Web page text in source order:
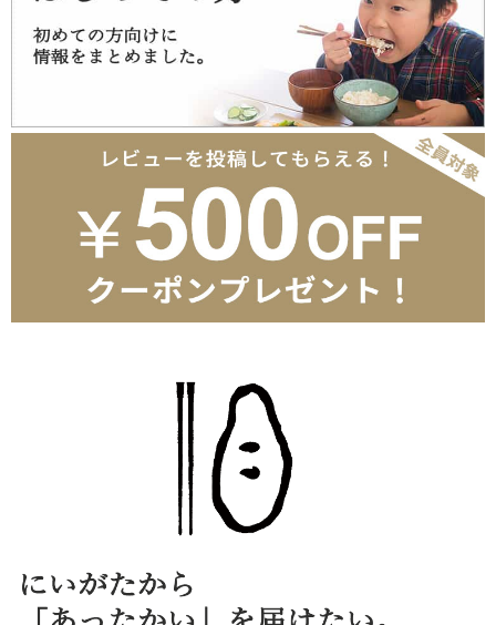
5
【最高に美味しい】
いつも娘に送ってますが、最高に美味しいみたいです。お高いの
で、私はがまん!!!
：ごえ さま
2018/06/06
5
【さすが】
無洗米を初めて購入しましたが、さすが魚沼産のコシヒカリだな
と、一口食べて納得、旨みがあり感動しました。産地の水と土が
【素敵な品でした】
最近新潟に住み始めました。結婚の内祝で、東京の方に贈る為利
用させてもらいました。お米一つ一つが、艶々していて凄く美味
しかった!と、言ってもらえました。風呂敷に包んで下さったり
：ありさ さま